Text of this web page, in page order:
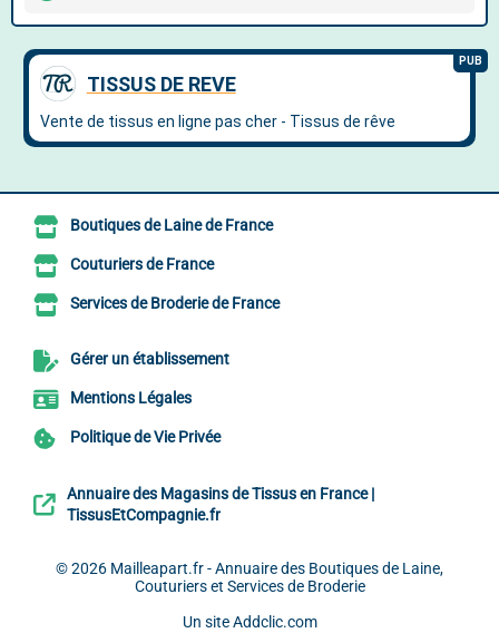
Boutiques de Laine de France
Couturiers de France
Services de Broderie de France
Gérer un établissement
Mentions Légales
Politique de Vie Privée
Annuaire des Magasins de Tissus en France |
TissusEtCompagnie.fr
© 2026 Mailleapart.fr - Annuaire des Boutiques de Laine,
Couturiers et Services de Broderie
Un site Addclic.com